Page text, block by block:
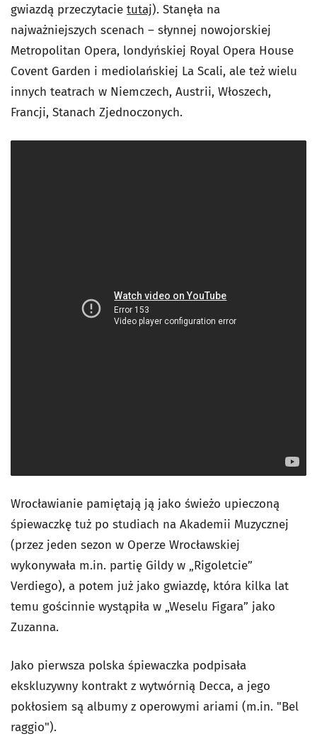
gwiazdą przeczytacie tutaj). Stanęła na
najważniejszych scenach – słynnej nowojorskiej
Metropolitan Opera, londyńskiej Royal Opera House
Covent Garden i mediolańskiej La Scali, ale też wielu
innych teatrach w Niemczech, Austrii, Włoszech,
Francji, Stanach Zjednoczonych.
Wrocławianie pamiętają ją jako świeżo upieczoną
śpiewaczkę tuż po studiach na Akademii Muzycznej
(przez jeden sezon w Operze Wrocławskiej
wykonywała m.in. partię Gildy w „Rigoletcie”
Verdiego), a potem już jako gwiazdę, która kilka lat
temu gościnnie wystąpiła w „Weselu Figara” jako
Zuzanna.
Jako pierwsza polska śpiewaczka podpisała
ekskluzywny kontrakt z wytwórnią Decca, a jego
pokłosiem są albumy z operowymi ariami (m.in. "Bel
raggio").